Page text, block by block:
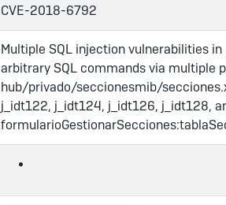
CVE-2018-6792
Multiple SQL injection vulnerabilities
arbitrary SQL commands via multiple
hub/privado/seccionesmib/
j_idt122, j_idt124, j_idt126, j_idt128,